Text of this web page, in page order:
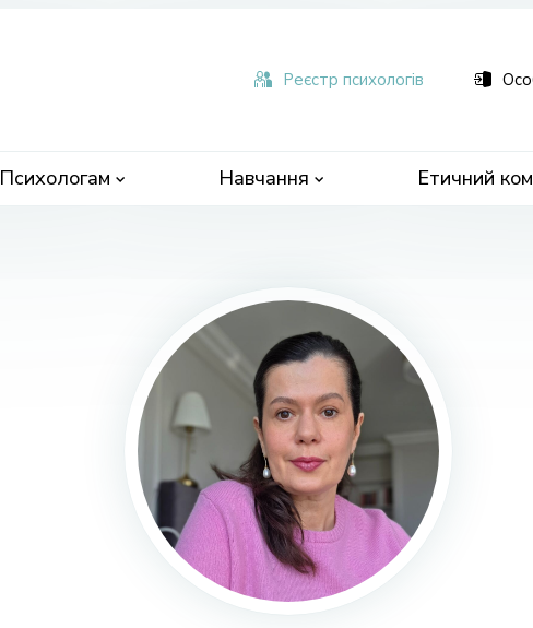
Психологам Навчання Етичний
Реєстр психологів